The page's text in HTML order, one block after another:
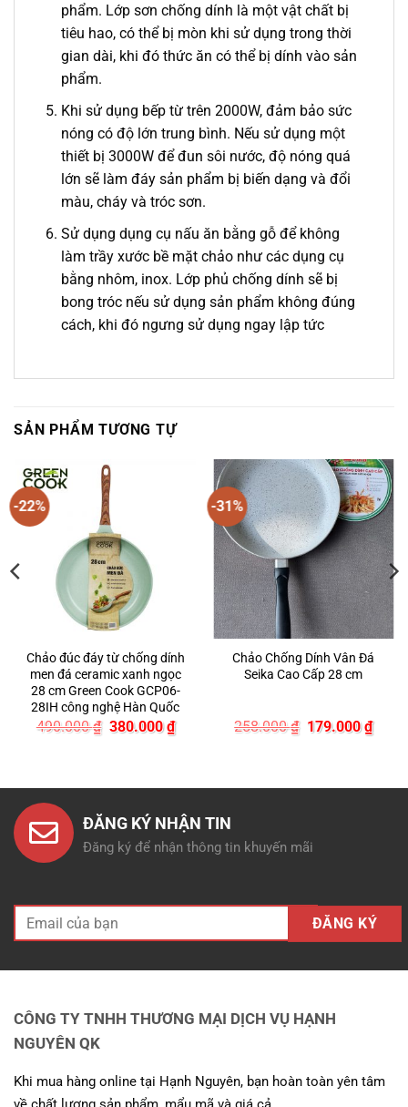
phẩm. Lớp sơn chống dính là một vật chất bị
tiêu hao, có thể bị mòn khi sử dụng trong thời
gian dài, khi đó thức ăn có thể bị dính vào sản
phẩm.
Khi sử dụng bếp từ trên 2000W, đảm bảo sức
nóng có độ lớn trung bình. Nếu sử dụng một
thiết bị 3000W để đun sôi nước, độ nóng quá
lớn sẽ làm đáy sản phẩm bị biến dạng và đổi
màu, cháy và tróc sơn.
Sử dụng dụng cụ nấu ăn bằng gỗ để không
làm trầy xước bề mặt chảo như các dụng cụ
bằng nhôm, inox. Lớp phủ chống dính sẽ bị
bong tróc nếu sử dụng sản phẩm không đúng
cách, khi đó ngưng sử dụng ngay lập tức
SẢN PHẨM TƯƠNG TỰ
-22%
Chảo đúc đáy từ chống dính
men đá ceramic xanh ngọc
28 cm Green Cook GCP06-
28IH công nghệ Hàn Quốc
490.000₫ Giá
380.000₫Giá
hiện
-31%
Chảo Chống Dính Vân Đá
Seika Cao Cấp 28 cm
258.000₫ Giá
179.000₫Giá
hiện
ĐĂNG KÝ NHẬN TIN
Đăng ký để nhận thông tin khuyến mãi
CÔNG TY TNHH THƯƠNG MẠI DỊCH VỤ HẠNH
NGUYÊN QK
Khi mua hàng online tại Hạnh Nguyên, bạn hoàn toàn yên tâm